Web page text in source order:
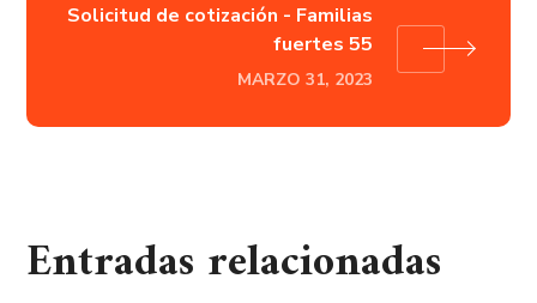
Solicitud de cotización - Familias
fuertes 55
MARZO 31, 2023
Entradas relacionadas